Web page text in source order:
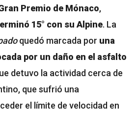
Premio de Mónaco,
15° con su Alpine. La
quedó marcada por una
por un daño en el asfalto
detuvo la actividad cerca de
que sufrió una
el límite de velocidad en